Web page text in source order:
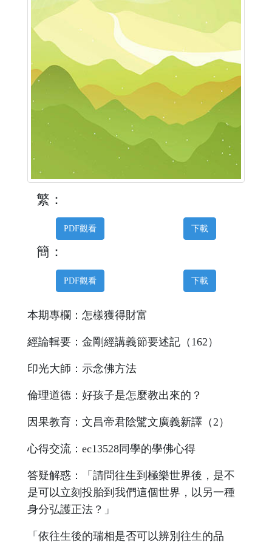
繁：
PDF觀看 下載
簡：
PDF觀看 下載
本期專欄：怎樣獲得財富
經論輯要：金剛經講義節要述記（162）
印光大師：示念佛方法
倫理道德：好孩子是怎麼教出來的？
因果教育：文昌帝君陰騭文廣義新譯（2）
心得交流：ec13528同學的學佛心得
答疑解惑：「請問往生到極樂世界後，是不
是可以立刻投胎到我們這個世界，以另一種
身分弘護正法？」
「依往生後的瑞相是否可以辨別往生的品